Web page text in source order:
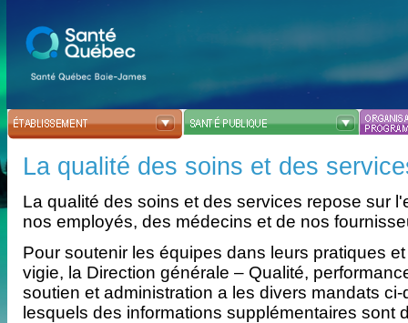
La qualité des soins et des
La qualité des soins et des services repose sur
nos employés, des médecins et de nos
Pour soutenir les équipes dans leurs pratiques
vigie, la Direction générale – Qualité,
soutien et administration a les divers mandats
lesquels des informations supplémentaires sont